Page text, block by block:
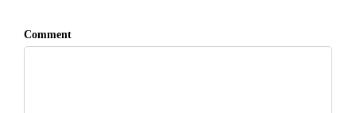
Comment